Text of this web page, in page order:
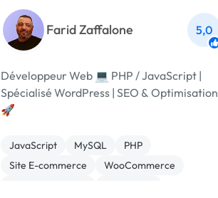
Farid Zaffalone 5,0
Développeur Web 💻 PHP / JavaScript |
Spécialisé WordPress | SEO & Optimisation
🚀
JavaScript MySQL
PHP
Site E-commerce
WooCommerce